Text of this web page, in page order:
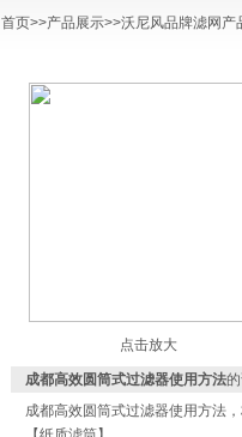
首页>>产品展示>>沃尼风品牌滤网产
点击放大
成都高效圆筒式过滤器使用方法
成都高效圆筒式过滤器使用方法